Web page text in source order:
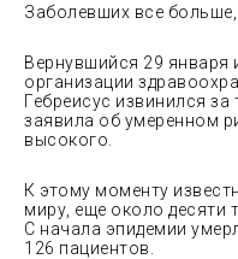
Заболевших все
Вернувшийся 29 января
организации
Гебреисус извинился
заявила об умеренном
высокого.
К этому моменту
миру, еще около десяти
С начала эпидемии
126 пациентов.